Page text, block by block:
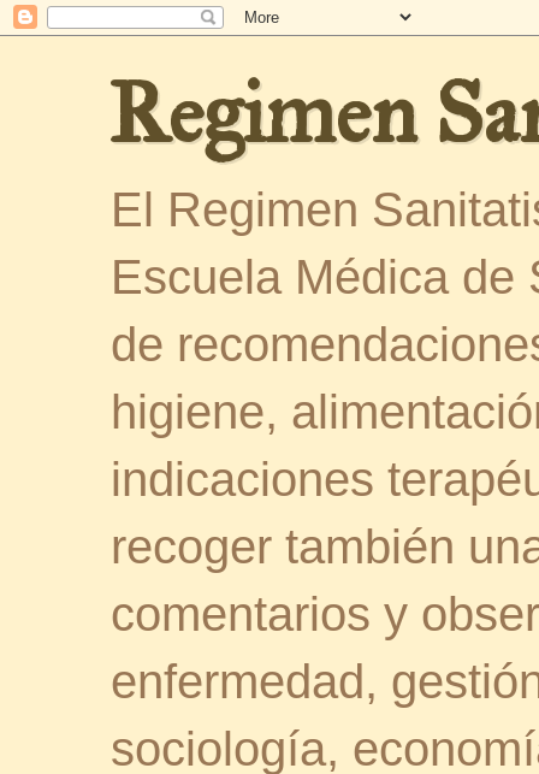
Regimen
El Regimen
Escuela Médica de
de
higiene,
indicaciones
recoger también
comentarios y
enfermedad,
sociología,